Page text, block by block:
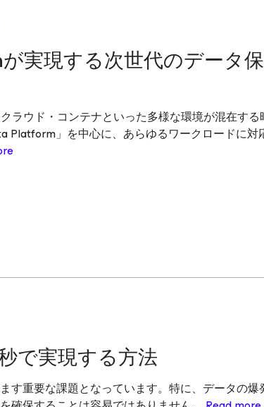
実現する次世代のデータ
ラウド・コンテナといった多様な環境が混在する
Platform」を中心に、あらゆるワークロードに対
で実現する方法
す重要な課題となっています。特に、データの爆